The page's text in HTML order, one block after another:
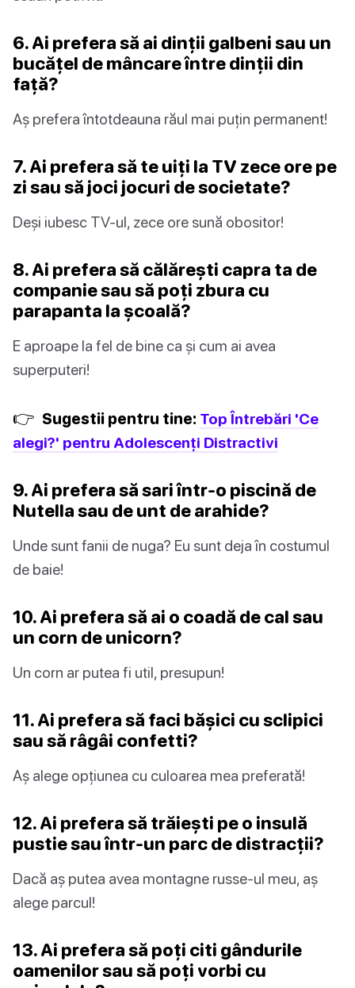
6. Ai prefera să ai dinții galbeni sau un
bucățel de mâncare între dinții din
față?
Aș prefera întotdeauna răul mai puțin permanent!
7. Ai prefera să te uiți la TV zece ore pe
zi sau să joci jocuri de societate?
Deși iubesc TV-ul, zece ore sună obositor!
8. Ai prefera să călărești capra ta de
companie sau să poți zbura cu
parapanta la școală?
E aproape la fel de bine ca și cum ai avea
superputeri!
👉 Sugestii pentru tine: Top Întrebări 'Ce
alegi?' pentru Adolescenți Distractivi
9. Ai prefera să sari într-o piscină de
Nutella sau de unt de arahide?
Unde sunt fanii de nuga? Eu sunt deja în costumul
de baie!
10. Ai prefera să ai o coadă de cal sau
un corn de unicorn?
Un corn ar putea fi util, presupun!
11. Ai prefera să faci bășici cu sclipici
sau să râgâi confetti?
Aș alege opțiunea cu culoarea mea preferată!
12. Ai prefera să trăiești pe o insulă
pustie sau într-un parc de distracții?
Dacă aș putea avea montagne russe-ul meu, aș
alege parcul!
13. Ai prefera să poți citi gândurile
oamenilor sau să poți vorbi cu